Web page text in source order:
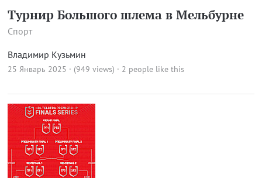
Турнир Большого шлема в Мельбурне
Спорт
Владимир Кузьмин
25 Январь 2025 · (949 views) · 2 people like this